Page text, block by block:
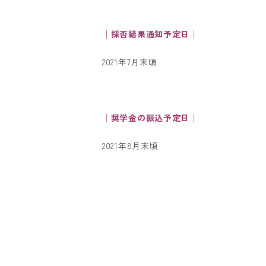
│採否結果通知予定日│
2021年7月末頃
│奨学金の振込予定日│
2021年8月末頃